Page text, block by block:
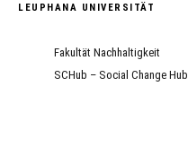
LEUPHANA UNIVERSITÄT
Fakultät Nachhaltigkeit
SCHub – Social Change Hub